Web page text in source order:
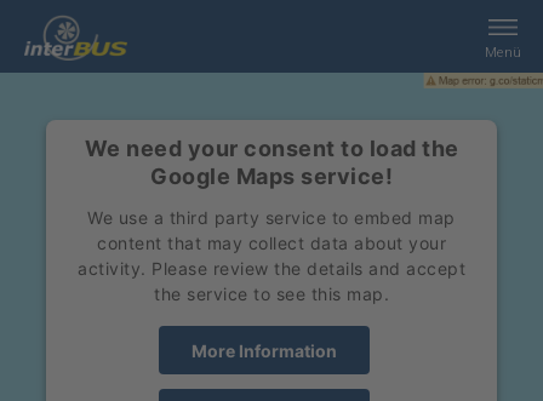
Leistungen
interBUS
Menü
We need your consent to load the
Google Maps service!
We use a third party service to embed map
content that may collect data about your
activity. Please review the details and accept
the service to see this map.
More Information